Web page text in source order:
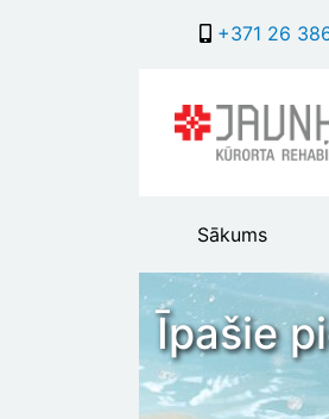
+371 26
Main
header
menu
Sākums
Īpašie